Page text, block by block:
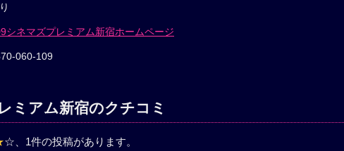
シネマズプレミアム新宿ホームページ
060-109
ミアム新宿のクチコミ
☆ 、1件の投稿があります。